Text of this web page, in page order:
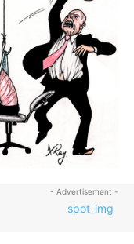
- Advertisement -